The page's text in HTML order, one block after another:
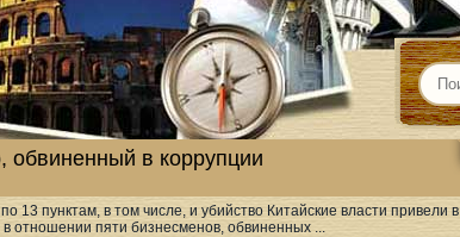
обвиненный в коррупции
13 пунктам, в том числе, и убийство Китайские власти привели в
отношении пяти бизнесменов, обвиненных ...